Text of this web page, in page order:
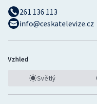
261 136 113
info@ceskatelevize.cz
Vzhled
Světlý